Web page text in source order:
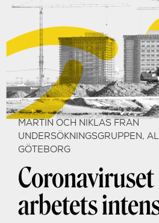
MARTIN OCH NIKLAS FRÅN
UNDERSÖKNINGSGRUPPEN,
GÖTEBORG
arbetets